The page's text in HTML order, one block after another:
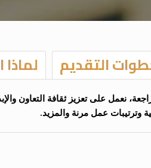
التقديم
نعمل على تعزيز ثقافة التعاون
وترتيبات عمل مرنة والمزيد.